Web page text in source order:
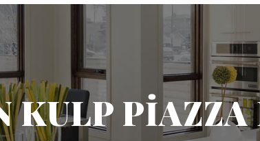
KULP PİAZZA